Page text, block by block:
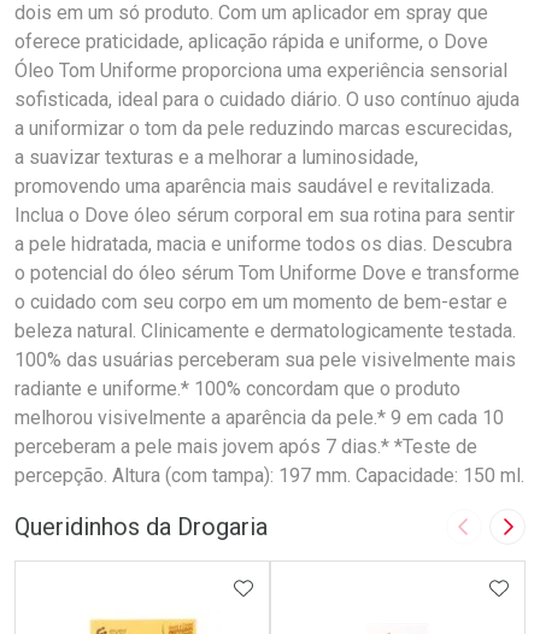
dois em um só produto. Com um aplicador em spray que
oferece praticidade, aplicação rápida e uniforme, o Dove
Óleo Tom Uniforme proporciona uma experiência sensorial
sofisticada, ideal para o cuidado diário. O uso contínuo ajuda
a uniformizar o tom da pele reduzindo marcas escurecidas,
a suavizar texturas e a melhorar a luminosidade,
promovendo uma aparência mais saudável e revitalizada.
Inclua o Dove óleo sérum corporal em sua rotina para sentir
a pele hidratada, macia e uniforme todos os dias. Descubra
o potencial do óleo sérum Tom Uniforme Dove e transforme
o cuidado com seu corpo em um momento de bem-estar e
beleza natural. Clinicamente e dermatologicamente testada.
100% das usuárias perceberam sua pele visivelmente mais
radiante e uniforme.* 100% concordam que o produto
melhorou visivelmente a aparência da pele.* 9 em cada 10
perceberam a pele mais jovem após 7 dias.* *Teste de
percepção. Altura (com tampa): 197 mm. Capacidade: 150 ml.
Queridinhos da Drogaria Imagem
ADICIONAR AOS FAVORITOS